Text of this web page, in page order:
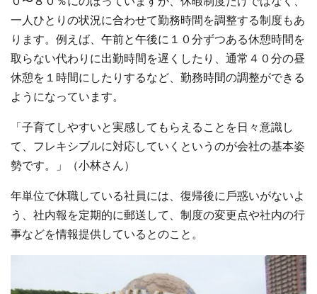
一人ひとりの状況に合わせて勤務時間を調整する制度もあ
ります。例えば、午前と午後に１０分ずつある休憩時間を
取らない代わりに出勤時間を遅くしたり、通常４０分の昼
休憩を１時間にしたりするなど、勤務時間の調整ができる
ようになっています。
「⼦育てしやすいと実感してもらえることを⽇々意識し
て、フレキシブルに対応していくというのが会社の基本姿
勢です。」（小林さん）
年単位で休職している社員には、復帰後に⼾惑いがないよ
う、社内報を定期的に郵送して、制度の変更点や社内の⾏
事などを情報提供しているとのこと。